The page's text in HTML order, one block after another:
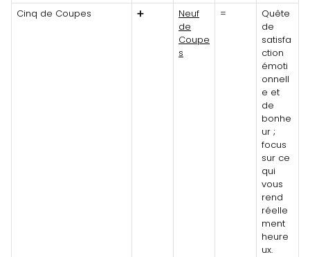
Cinq de Coupes
➕
Neuf
de
Coupe
s
=
Quête
de
satisfa
ction
émoti
onnell
e et
de
bonhe
ur ;
focus
sur ce
qui
vous
rend
réelle
ment
heure
ux.